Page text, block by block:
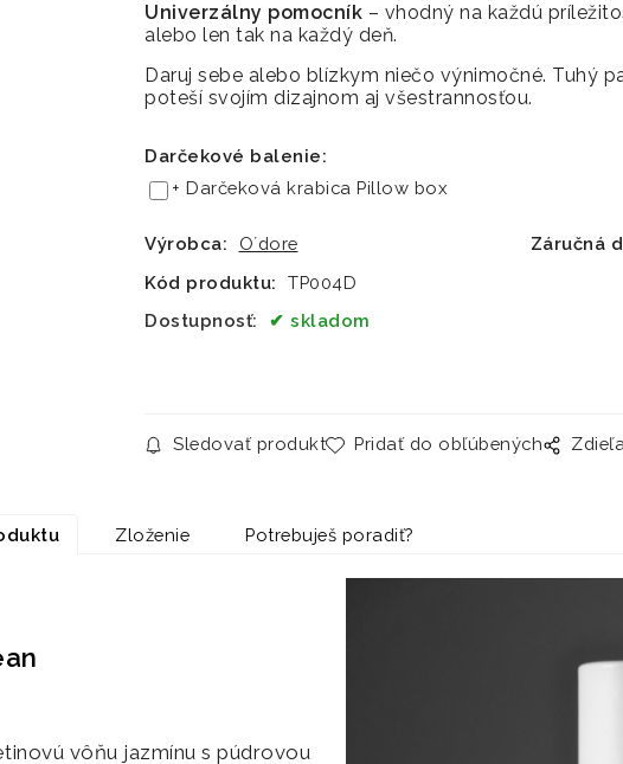
Univerzálny pomocník – vhodný na každú
alebo len tak na každý deň.
Daruj sebe alebo blízkym niečo výnimočné. Tuhý
poteší svojím dizajnom aj všestrannosťou.
Darčekové balenie:
+ Darčeková krabica Pillow box
Výrobca: O´dore Záručná
Kód produktu:
TP004D
Dostupnosť:
skladom
Sledovať produkt Pridať do obľúbených
Zloženie Potrebuješ poradiť?
vôňu jazmínu s púdrovou